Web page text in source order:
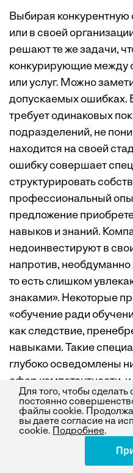
Выбирая конкурентную
или в своей
решают те же задачи,
конкурирующие между
или услуг. Можно
допускаемых ошибках.
требует одинаковых
подразделений, не
находится на своей
ошибку совершает
структурировать
профессиональный
предложение
навыков и знаний.
недоинвестируют в
напротив, необдуманно
то есть слишком
знаками». Некоторые
«обучение ради
как следствие,
навыками. Такие
глубоко осведомлены
сфер компетентности, и
настоящих «дойных
Структурирование
анализа навыков
Для того, чтобы
постоянно
файлы cookie.
вы даете согласие на
cookie.
Подробнее.